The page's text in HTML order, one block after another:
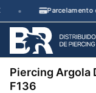
Pular
para
conteúdo
• Parcelamento
Piercing Argola
F136